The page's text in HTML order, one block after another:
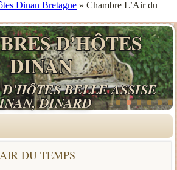
Dinan Bretagne » Chambre L’Air du
D'HÔTES
DINAN
BELLE ASSISE
DINARD
DU TEMPS